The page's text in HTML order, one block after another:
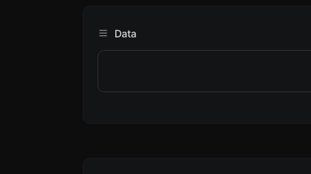
Data